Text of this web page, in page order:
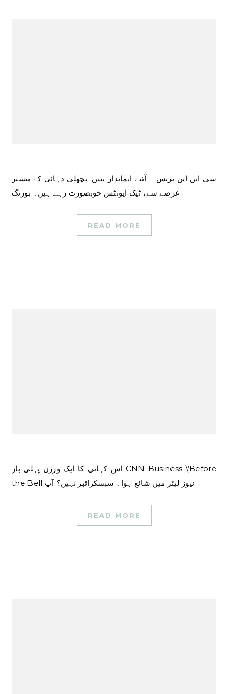
سی این این بزنس – آئیے ایماندار بنیں: پچھلی دہائی کے بیشتر
عرصے سے، ٹیک ایونٹس خوبصورت رہے ہیں۔ بورنگ…
READ MORE
اس کہانی کا ایک ورژن پہلی بار CNN Business \’Before
the Bell نیوز لیٹر میں شائع ہوا۔ سبسکرائبر نہیں؟ آپ…
READ MORE